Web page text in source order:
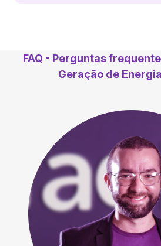
FAQ - Perguntas
Geração de